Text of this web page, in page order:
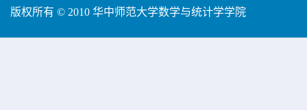
版权所有 © 2010 华中师范大学数学与统计学学院